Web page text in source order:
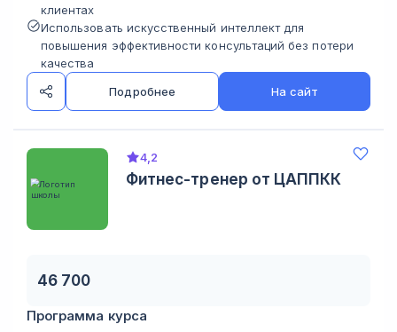
клиентах
Использовать искусственный интеллект для
повышения эффективности консультаций без потери
качества
Подробнее
На сайт
4,2
Фитнес-тренер от ЦАППКК
46 700
Программа курса